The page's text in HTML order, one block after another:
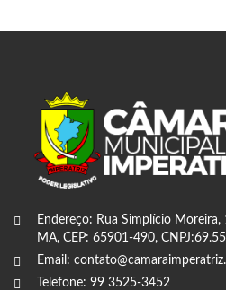
Endereço: Rua Simplício
MA, CEP: 65901-490,
Email:
Telefone: 99 3525-3452